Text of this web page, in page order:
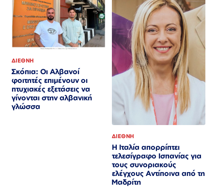
ΔΙΕΘΝΗ
Σκόπια: Οι Αλβανοί
φοιτητές επιμένουν οι
πτυχιακές εξετάσεις να
γίνονται στην αλβανική
γλώσσα
ΔΙΕΘΝΗ
Η Ιταλία απορρίπτει
τελεσίγραφο Ισπανίας για
τους συνοριακούς
ελέγχους Αντίποινα από τη
Μαδρίτη